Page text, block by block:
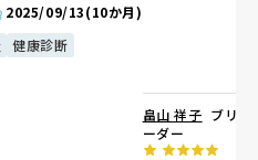
2025/09/13(10か月)
健康診断
畠山 祥子 ブリ
ーダー